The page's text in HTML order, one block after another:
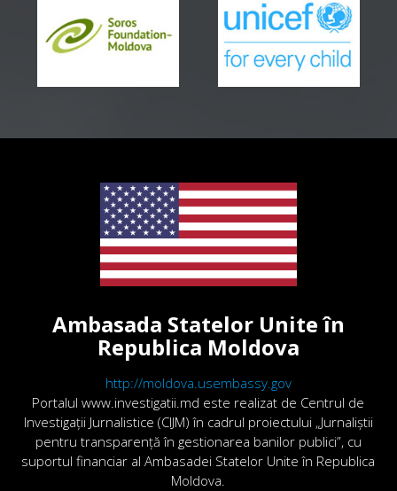
Ambasada Statelor Unite în
Republica Moldova
http://moldova.usembassy.gov
Portalul www.investigatii.md este realizat de Centrul de
Investigații Jurnalistice (CIJM) în cadrul proiectului „Jurnaliștii
pentru transparență în gestionarea banilor publici”, cu
suportul financiar al Ambasadei Statelor Unite în Republica
Moldova.